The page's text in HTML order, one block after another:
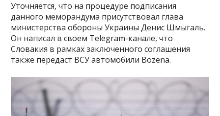
Уточняется, что на процедуре подписания
данного меморандума присутствовал глава
министерства обороны Украины Денис Шмыгаль.
Он написал в своем Telegram-канале, что
Словакия в рамках заключенного соглашения
также передаст ВСУ автомобили Bozena.